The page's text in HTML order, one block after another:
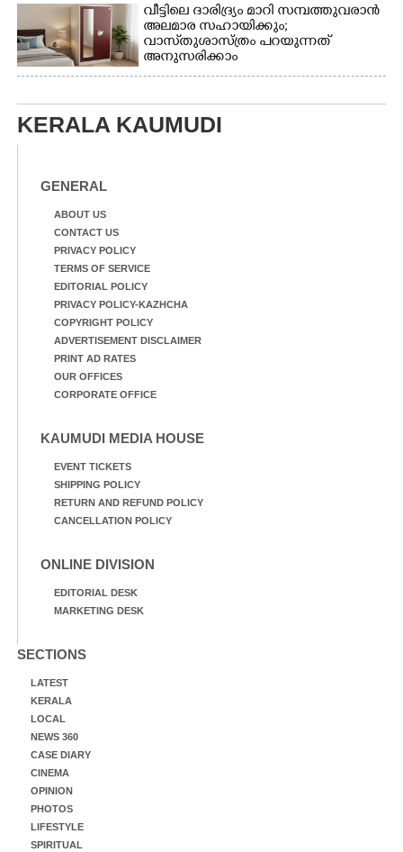
വീട്ടിലെ ദാരിദ്ര്യം മാറി സമ്പത്തുവരാൻ
അലമാര സഹായിക്കും;
വാസ്‌തുശാസ്ത്രം പറയുന്നത്
അനുസരിക്കാം
KERALA KAUMUDI
GENERAL
ABOUT US
CONTACT US
PRIVACY POLICY
TERMS OF SERVICE
EDITORIAL POLICY
PRIVACY POLICY-KAZHCHA
COPYRIGHT POLICY
ADVERTISEMENT DISCLAIMER
PRINT AD RATES
OUR OFFICES
CORPORATE OFFICE
KAUMUDI MEDIA HOUSE
EVENT TICKETS
SHIPPING POLICY
RETURN AND REFUND POLICY
CANCELLATION POLICY
ONLINE DIVISION
EDITORIAL DESK
MARKETING DESK
SECTIONS
LATEST
KERALA
LOCAL
NEWS 360
CASE DIARY
CINEMA
OPINION
PHOTOS
LIFESTYLE
SPIRITUAL